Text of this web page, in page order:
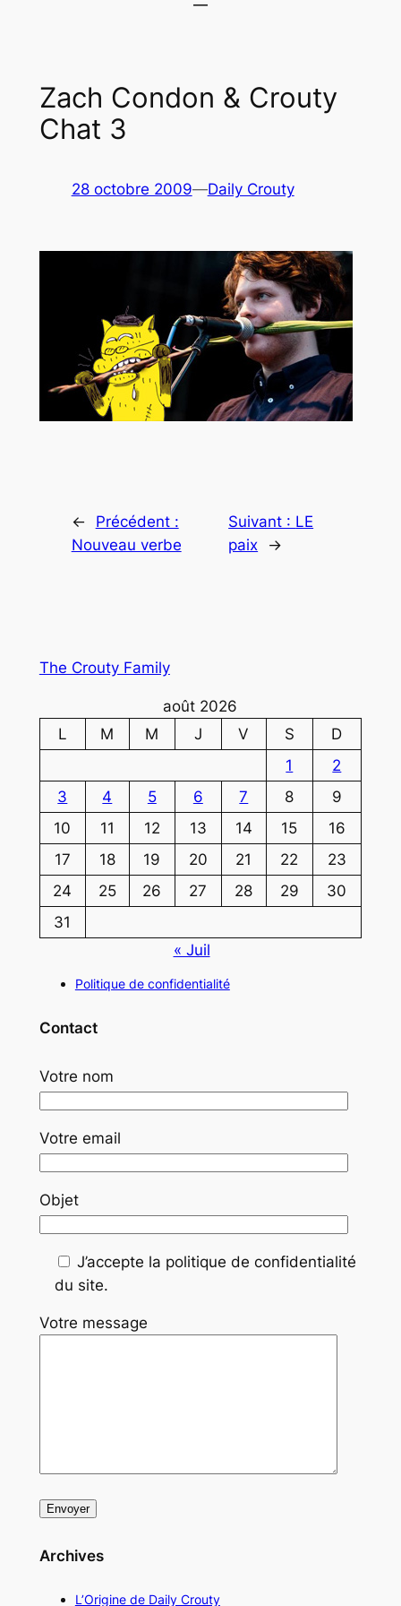
Zach Condon & Crouty
Chat 3
28 octobre 2009—Daily Crouty
←
Précédent :
Nouveau verbe
Suivant : LE
paix
→
The Crouty Family
août 2026
L
M M J V S
D
1
2
3
4 5 6 7 8
9
10
11 12 13 14 15
16
17
18 19 20 21 22
23
24
25 26 27 28 29
30
31
« Juil
Politique de confidentialité
Contact
Votre nom
Votre email
Objet
J’accepte la politique de confidentialité
du site.
Votre message
Archives
L’Origine de Daily Crouty